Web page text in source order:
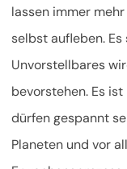
lassen immer
selbst aufleben.
Unvorstellbares
bevorstehen. Es
dürfen gespannt
Planeten und vor